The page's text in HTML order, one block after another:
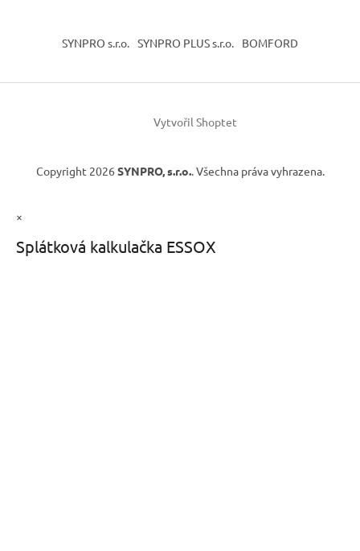
SYNPRO s.r.o. SYNPRO PLUS s.r.o. BOMFORD
Vytvořil Shoptet
Copyright 2026 SYNPRO, s.r.o.. Všechna práva vyhrazena.
×
Splátková kalkulačka ESSOX